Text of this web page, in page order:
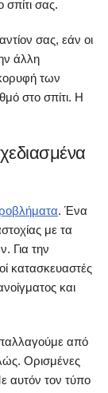
σπίτι σας.
σας, εάν οι
άλλη
των
στο σπίτι. Η
. Ένα
με τα
Για την
κατασκευαστές
και
από
Ορισμένες
αυτόν τον τύπο